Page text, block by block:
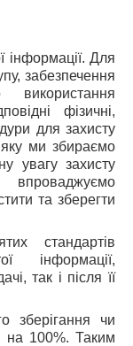
інформації. Для
забезпечення
фізичні,
для захисту
ми збираємо
увагу захисту
впроваджуємо
та зберегти
стандартів
інформації,
так і після її
зберігання чи
на 100%. Таким